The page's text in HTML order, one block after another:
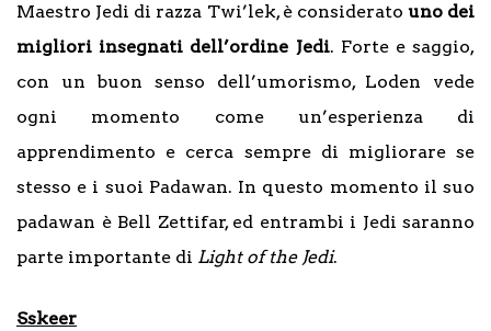
Maestro Jedi di razza Twi’lek, è considerato uno dei
migliori insegnati dell’ordine Jedi. Forte e saggio,
con un buon senso dell’umorismo, Loden vede
ogni momento come un’esperienza di
apprendimento e cerca sempre di migliorare se
stesso e i suoi Padawan. In questo momento il suo
padawan è Bell Zettifar, ed entrambi i Jedi saranno
parte importante di Light of the Jedi.
Sskeer